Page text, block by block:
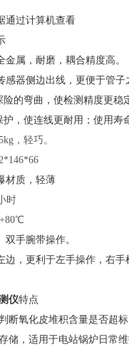
通过计算机查看
金属，耐磨，耦合精度高。
感器侧边出线，更便于管子
险的弯曲，使检测精度更稳
，使连线更耐用；使用寿
，轻巧。
材质，轻薄
时
双手腕带操作。
边，更利于左手操作，右手
仪特点
断氧化皮堆积含量是否超标
储，适用于电站锅炉日常